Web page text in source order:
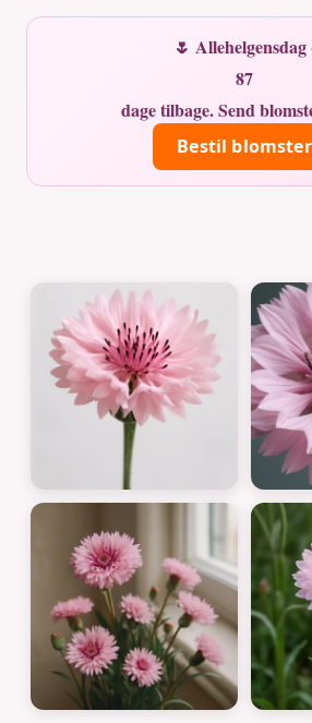
🌷 Allehelgensdag
87
dage tilbage. Send
Bestil blomster